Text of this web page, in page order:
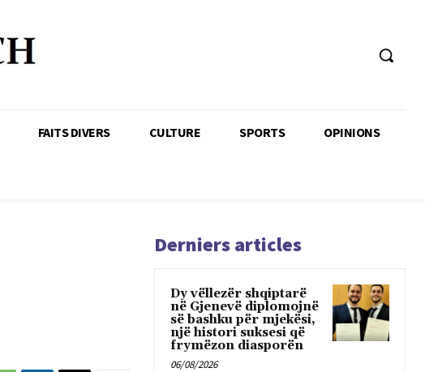
FAITS DIVERS CULTURE SPORTS OPINIONS
Derniers articles
Dy vëllezër shqiptarë
në Gjenevë diplomojnë
së bashku për mjekësi,
një histori suksesi që
frymëzon diasporën
06/08/2026